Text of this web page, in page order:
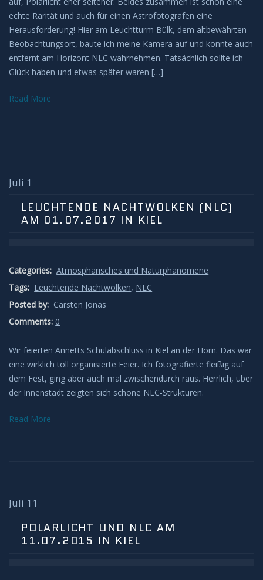
echte Rarität und auch für einen Astrofotografen eine
Herausforderung! Hier am Leuchtturm Bülk, dem altbewährten
Beobachtungsort, baute ich meine Kamera auf und konnte auch
entfernt am Horizont NLC wahrnehmen. Tatsächlich sollte ich
Glück haben und etwas später waren […]
Read More
Juli 1
LEUCHTENDE NACHTWOLKEN (NLC)
AM 01.07.2017 IN KIEL
Categories: Atmosphärisches und Naturphänomene
Tags: Leuchtende Nachtwolken, NLC
Posted by: Carsten Jonas
Comments: 0
Wir feierten Annetts Schulabschluss in Kiel an der Hörn. Das war
eine wirklich toll organisierte Feier. Ich fotografierte fleißig auf
dem Fest, ging aber auch mal zwischendurch raus. Herrlich, über
der Innenstadt zeigten sich schöne NLC-Strukturen.
Read More
Juli 11
POLARLICHT UND NLC AM
11.07.2015 IN KIEL